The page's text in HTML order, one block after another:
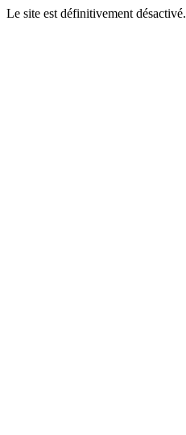
Le site est définitivement désactivé.